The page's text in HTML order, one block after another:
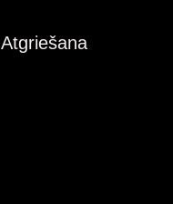
Atgriešana